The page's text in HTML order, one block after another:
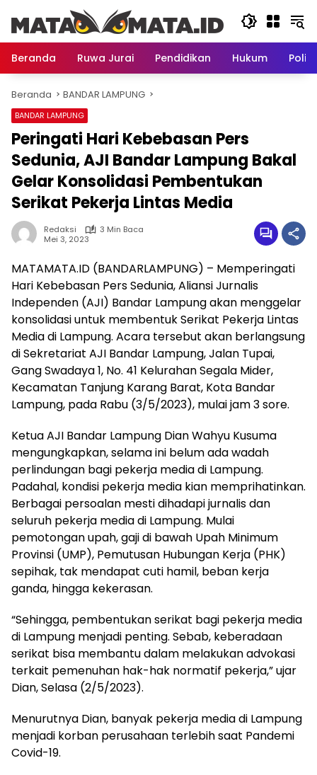
konten
Beranda
Ruwa Jurai Pendidikan Hukum
Beranda BANDAR LAMPUNG
BANDAR LAMPUNG
Peringati Hari Kebebasan Pers
Sedunia, AJI Bandar Lampung Bakal
Gelar Konsolidasi Pembentukan
Serikat Pekerja Lintas Media
Redaksi
3 Min Baca
Mei 3, 2023
MATAMATA.ID (BANDARLAMPUNG) – Memperingati
Hari Kebebasan Pers Sedunia, Aliansi Jurnalis
Independen (AJI) Bandar Lampung akan menggelar
konsolidasi untuk membentuk Serikat Pekerja Lintas
Media di Lampung. Acara tersebut akan berlangsung
di Sekretariat AJI Bandar Lampung, Jalan Tupai,
Gang Swadaya 1, No. 41 Kelurahan Segala Mider,
Kecamatan Tanjung Karang Barat, Kota Bandar
Lampung, pada Rabu (3/5/2023), mulai jam 3 sore.
Ketua AJI Bandar Lampung Dian Wahyu Kusuma
mengungkapkan, selama ini belum ada wadah
perlindungan bagi pekerja media di Lampung.
Padahal, kondisi pekerja media kian memprihatinkan.
Berbagai persoalan mesti dihadapi jurnalis dan
seluruh pekerja media di Lampung. Mulai
pemotongan upah, gaji di bawah Upah Minimum
Provinsi (UMP), Pemutusan Hubungan Kerja (PHK)
sepihak, tak mendapat cuti hamil, beban kerja
ganda, hingga kekerasan.
“Sehingga, pembentukan serikat bagi pekerja media
di Lampung menjadi penting. Sebab, keberadaan
serikat bisa membantu dalam melakukan advokasi
terkait pemenuhan hak-hak normatif pekerja,” ujar
Dian, Selasa (2/5/2023).
Menurutnya Dian, banyak pekerja media di Lampung
menjadi korban perusahaan terlebih saat Pandemi
Covid-19.